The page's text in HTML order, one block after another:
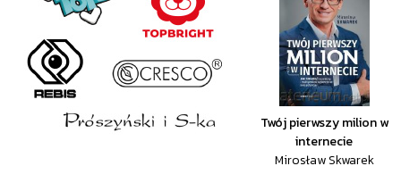
Twój pierwszy milion w
internecie
Mirosław Skwarek